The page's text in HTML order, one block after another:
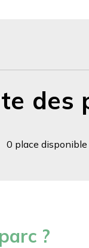
des
0 place disponible
?